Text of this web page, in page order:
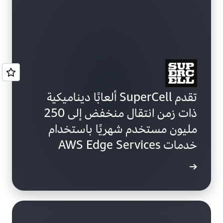
تقدم SuperCell ألعابًا ديناميكية
ذات زمن انتقال منخفض إلى 250
مليون مستخدم شهريًا باستخدام
خدمات AWS Edge Services